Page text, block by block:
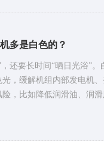
多是白色的？
还要长时间“晒日光浴”
，缓解机组内部发电机
，比如降低润滑油、润